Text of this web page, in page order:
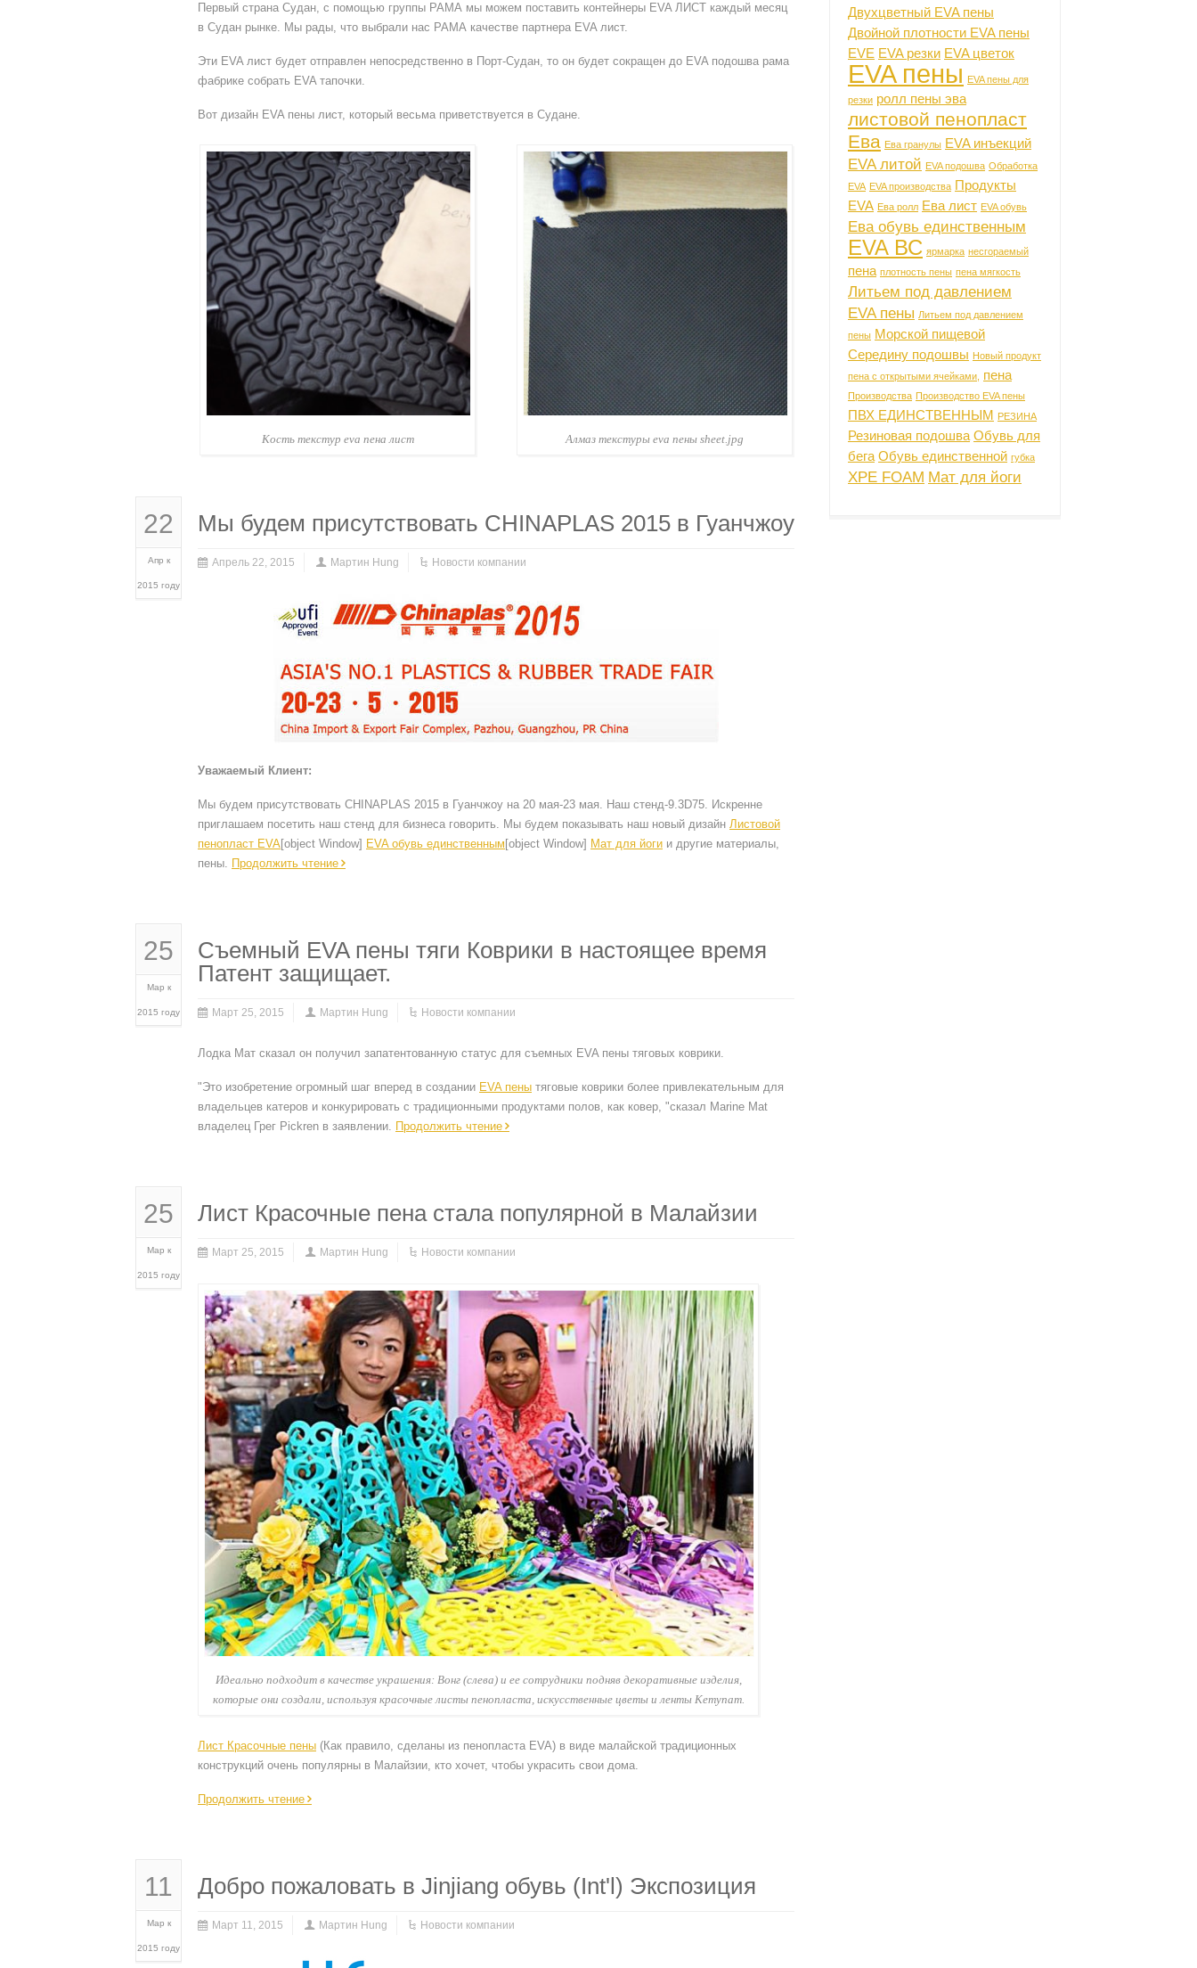
Первый страна Судан, с помощью группы РАМА мы можем поставить контейнеры EVA ЛИСТ каждый месяц
в Судан рынке. Мы рады, что выбрали нас РАМА качестве партнера EVA лист.
Эти EVA лист будет отправлен непосредственно в Порт-Судан, то он будет сокращен до EVA подошва рама
фабрике собрать EVA тапочки.
Вот дизайн EVA пены лист, который весьма приветствуется в Судане.
Кость текстур eva пена лист Алмаз текстуры eva пены sheet.jpg
22
Апр к
2015 году
Мы будем присутствовать CHINAPLAS 2015 в Гуанчжоу
Апрель 22, 2015 Мартин Hung Новости компании
Уважаемый Клиент:
Мы будем присутствовать CHINAPLAS 2015 в Гуанчжоу на 20 мая-23 мая. Наш стенд-9.3D75. Искренне
приглашаем посетить наш стенд для бизнеса говорить. Мы будем показывать наш новый дизайн Листовой
пенопласт EVA[object Window] EVA обувь единственным [object Window] Мат для йоги и другие материалы,
пены. Продолжить чтение
25
Мар к
2015 году
Съемный EVA пены тяги Коврики в настоящее время
Патент защищает.
Март 25, 2015 Мартин Hung Новости компании
Лодка Мат сказал он получил запатентованную статус для съемных EVA пены тяговых коврики.
"Это изобретение огромный шаг вперед в создании EVA пены тяговые коврики более привлекательным для
владельцев катеров и конкурировать с традиционными продуктами полов, как ковер, "сказал Marine Mat
владелец Грег Pickren в заявлении. Продолжить чтение
25
Мар к
2015 году
Лист Красочные пена стала популярной в Малайзии
Март 25, 2015 Мартин Hung Новости компании
Идеально подходит в качестве украшения: Вонг (слева) и ее сотрудники подняв декоративные изделия,
которые они создали, используя красочные листы пенопласта, искусственные цветы и ленты Кетупат.
Лист Красочные пены (Как правило, сделаны из пенопласта EVA) в виде малайской традиционных
конструкций очень популярны в Малайзии, кто хочет, чтобы украсить свои дома.
Продолжить чтение
11
Мар к
2015 году
Добро пожаловать в Jinjiang обувь (Int'l) Экспозиция
Март 11, 2015 Мартин Hung Новости компании
Двухцветный EVA пены
Двойной плотности EVA пены
EVE EVA резки EVA цветок
EVA пены EVA пены для
резки ролл пены эва
листовой пенопласт
Ева Ева гранулы EVA инъекций
EVA литой EVA подошва Обработка
EVA EVA производства Продукты
EVA Ева ролл Ева лист EVA обувь
Ева обувь единственным
EVA ВС ярмарка несгораемый
пена плотность пены пена мягкость
Литьем под давлением
EVA пены Литьем под давлением
пены Морской пищевой
Середину подошвы Новый продукт
пена с открытыми ячейками,
пена
Производства Производство EVA пены
ПВХ ЕДИНСТВЕННЫМ РЕЗИНА
Резиновая подошва Обувь для
бега Обувь единственной губка
XPE FOAM Мат для йоги